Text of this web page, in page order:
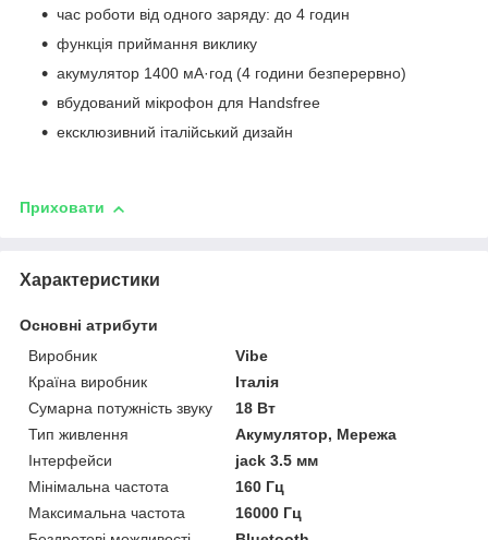
час роботи від одного заряду: до 4 годин
функція приймання виклику
акумулятор 1400 мА·год (4 години безперервно)
вбудований мікрофон для Handsfree
ексклюзивний італійський дизайн
Приховати
Характеристики
Основні атрибути
Виробник
Vibe
Країна виробник
Італія
Сумарна потужність звуку
18 Вт
Тип живлення
Акумулятор, Мережа
Інтерфейси
jack 3.5 мм
Мінімальна частота
160 Гц
Максимальна частота
16000 Гц